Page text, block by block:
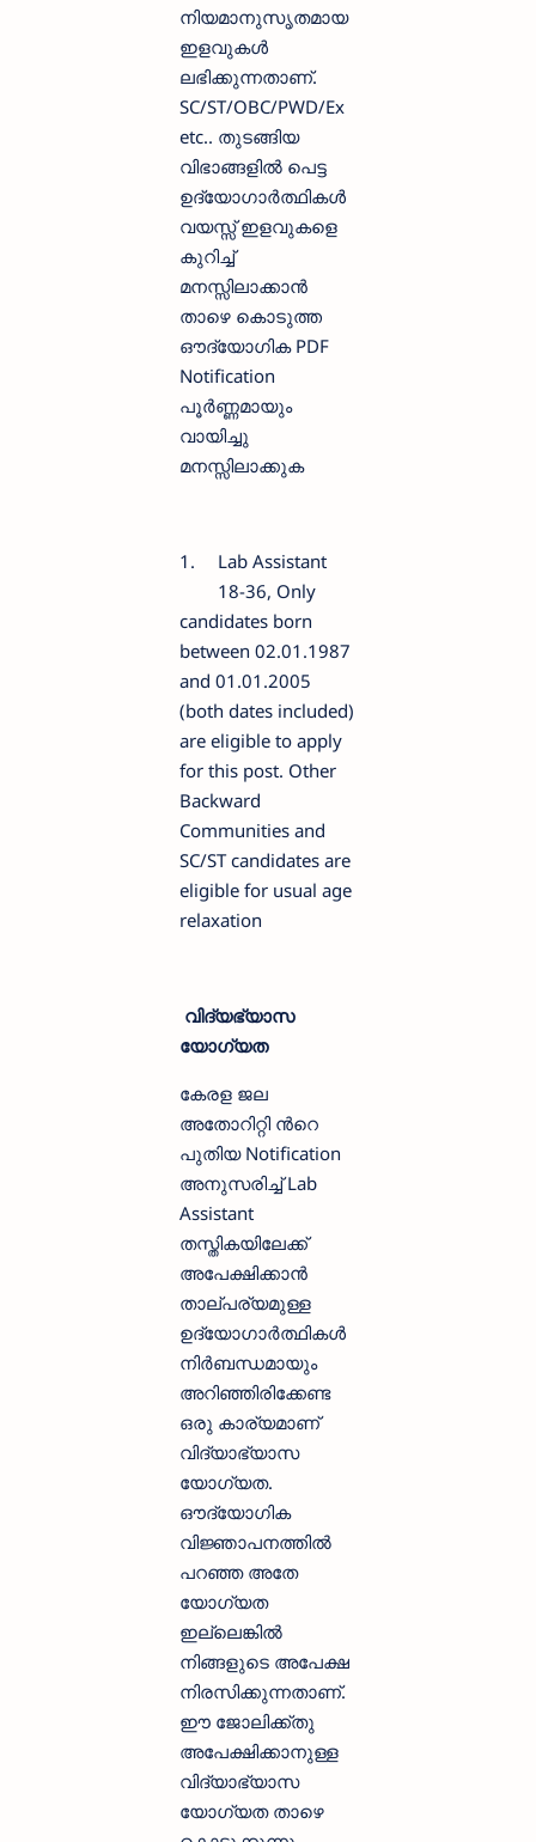
നിയമാനുസൃതമായ
ഇളവുകള്‍
ലഭിക്കുന്നതാണ്.
SC/ST/OBC/PWD/Ex
etc.. തുടങ്ങിയ
വിഭാങ്ങളില്‍ പെട്ട
ഉദ്യോഗാര്‍ത്ഥികള്‍
വയസ്സ് ഇളവുകളെ
കുറിച്ച്
മനസ്സിലാക്കാന്‍ ‍
താഴെ കൊടുത്ത
ഔദ്യോഗിക PDF
Notification
പൂര്‍ണ്ണമായും
വായിച്ചു
മനസ്സിലാക്കുക
1.
Lab Assistant
18-36, Only
candidates born
between 02.01.1987
and 01.01.2005
(both dates included)
are eligible to apply
for this post. Other
Backward
Communities and
SC/ST candidates are
eligible for usual age
relaxation
വിദ്യഭ്യാസ
യോഗ്യത
കേരള ജല
അതോറിറ്റി ന്‍റെ
പുതിയ Notification
അനുസരിച്ച് Lab
Assistant
തസ്തികയിലേക്ക്
അപേക്ഷിക്കാന്‍
താല്പര്യമുള്ള
ഉദ്യോഗാര്‍ത്ഥികള്‍
നിര്‍ബന്ധമായും
അറിഞ്ഞിരിക്കേണ്ട
ഒരു കാര്യമാണ്
വിദ്യാഭ്യാസ
യോഗ്യത.
ഔദ്യോഗിക
വിജ്ഞാപനത്തില്‍
പറഞ്ഞ അതേ
യോഗ്യത
ഇല്ലെങ്കില്‍
നിങ്ങളുടെ അപേക്ഷ
നിരസിക്കുന്നതാണ്.
ഈ ജോലിക്ക്തു
അപേക്ഷിക്കാനുള്ള
വിദ്യാഭ്യാസ
യോഗ്യത താഴെ